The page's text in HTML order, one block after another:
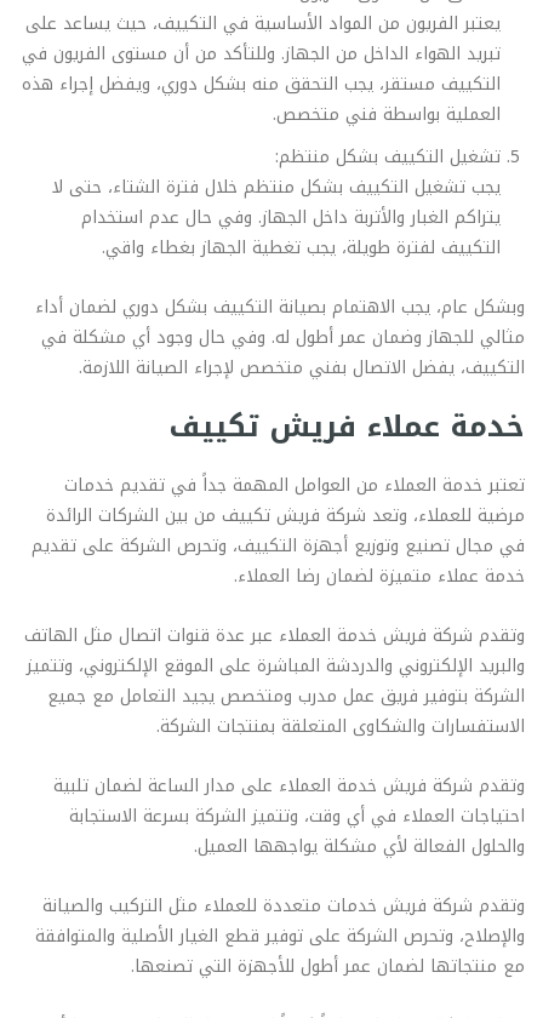
يعتبر الفريون من المواد الأساسية في التكييف، حيث يساعد على
تبريد الهواء الداخل من الجهاز. وللتأكد من أن مستوى الفريون في
التكييف مستقر، يجب التحقق منه بشكل دوري، ويفضل إجراء هذه
العملية بواسطة فني متخصص.
تشغيل التكييف بشكل منتظم:
يجب تشغيل التكييف بشكل منتظم خلال فترة الشتاء، حتى لا
يتراكم الغبار والأتربة داخل الجهاز. وفي حال عدم استخدام
التكييف لفترة طويلة، يجب تغطية الجهاز بغطاء واقي.
وبشكل عام، يجب الاهتمام بصيانة التكييف بشكل دوري لضمان أداء
مثالي للجهاز وضمان عمر أطول له. وفي حال وجود أي مشكلة في
التكييف، يفضل الاتصال بفني متخصص لإجراء الصيانة اللازمة.
خدمة عملاء فريش تكييف
تعتبر خدمة العملاء من العوامل المهمة جداً في تقديم خدمات
مرضية للعملاء، وتعد شركة فريش تكييف من بين الشركات الرائدة
في مجال تصنيع وتوزيع أجهزة التكييف، وتحرص الشركة على تقديم
خدمة عملاء متميزة لضمان رضا العملاء.
وتقدم شركة فريش خدمة العملاء عبر عدة قنوات اتصال مثل الهاتف
والبريد الإلكتروني والدردشة المباشرة على الموقع الإلكتروني، وتتميز
الشركة بتوفير فريق عمل مدرب ومتخصص يجيد التعامل مع جميع
الاستفسارات والشكاوى المتعلقة بمنتجات الشركة.
وتقدم شركة فريش خدمة العملاء على مدار الساعة لضمان تلبية
احتياجات العملاء في أي وقت، وتتميز الشركة بسرعة الاستجابة
والحلول الفعالة لأي مشكلة يواجهها العميل.
وتقدم شركة فريش خدمات متعددة للعملاء مثل التركيب والصيانة
والإصلاح، وتحرص الشركة على توفير قطع الغيار الأصلية والمتوافقة
مع منتجاتها لضمان عمر أطول للأجهزة التي تصنعها.